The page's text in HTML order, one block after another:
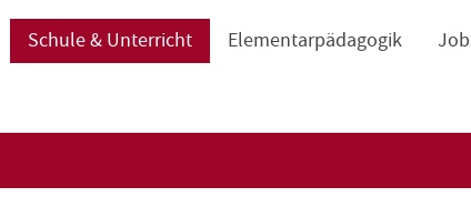
Schule & Unterricht Elementarpädagogik